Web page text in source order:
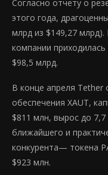
Согласно отчету о
этого года,
млрд из $149,27
компании
$98,5 млрд.
В конце апреля Tether
обеспечения XAUT,
$811 млн, вырос до
ближайшего и
конкурента— токена
$923 млн.